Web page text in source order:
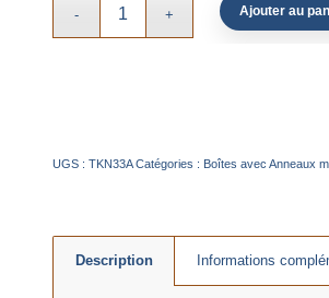
Ajouter au
UGS : TKN33A Catégories : Boîtes avec Anneaux
Description Informations